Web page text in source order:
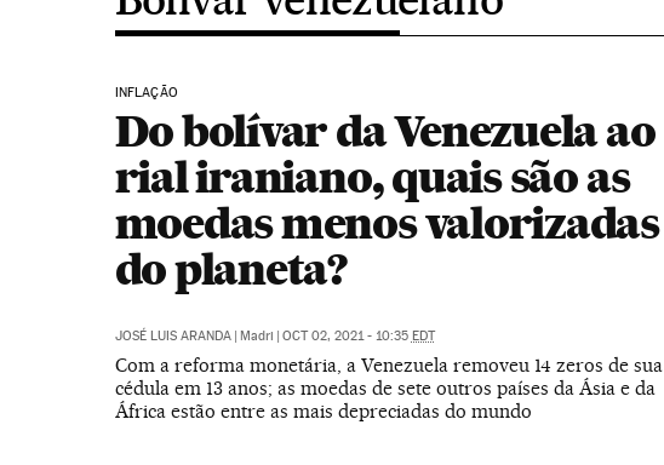
INFLAÇÃO
Do bolívar da Venezuela ao
rial iraniano, quais são as
moedas menos valorizadas
do planeta?
JOSÉ LUIS ARANDA | Madri | OCT 02, 2021 - 10:35 EDT
Com a reforma monetária, a Venezuela removeu 14 zeros de sua
cédula em 13 anos; as moedas de sete outros países da Ásia e da
África estão entre as mais depreciadas do mundo